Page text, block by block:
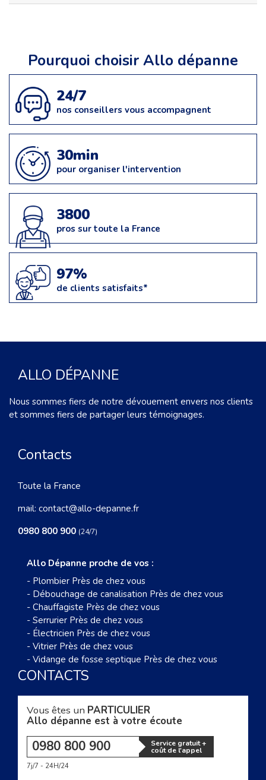
Pourquoi choisir Allo dépanne
24/7
nos conseillers vous accompagnent
30min
pour organiser l'intervention
3800
pros sur toute la France
97%
de clients satisfaits*
ALLO DÉPANNE
Nous sommes fiers de notre dévouement envers nos clients
et sommes fiers de partager leurs témoignages.
Contacts
Toute la France
mail: contact@allo-depanne.fr
0980 800 900 (24/7)
Allo Dépanne proche de vos :
- Plombier Près de chez vous
- Débouchage de canalisation Près de chez vous
- Chauffagiste Près de chez vous
- Serrurier Près de chez vous
- Électricien Près de chez vous
- Vitrier Près de chez vous
- Vidange de fosse septique Près de chez vous
CONTACTS
Vous êtes un PARTICULIER
Allo dépanne est à votre écoute
0980 800 900 Service gratuit +
coût de l'appel
7j/7 - 24H/24